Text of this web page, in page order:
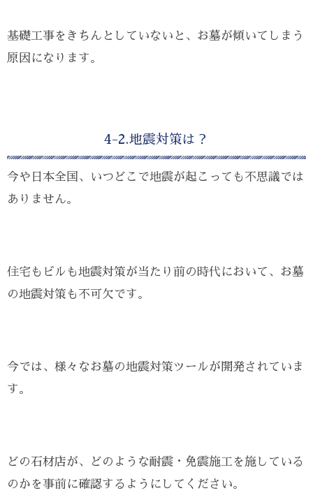
基礎工事をきちんとしていないと、お墓が傾いてしまう
原因になります。
4-2.地震対策は？
今や日本全国、いつどこで地震が起こっても不思議では
ありません。
住宅もビルも地震対策が当たり前の時代において、お墓
の地震対策も不可欠です。
今では、様々なお墓の地震対策ツールが開発されていま
す。
どの石材店が、どのような耐震・免震施工を施している
のかを事前に確認するようにしてください。